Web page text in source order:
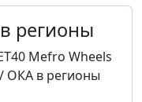
регионы
Mefro Wheels
ОКА в регионы